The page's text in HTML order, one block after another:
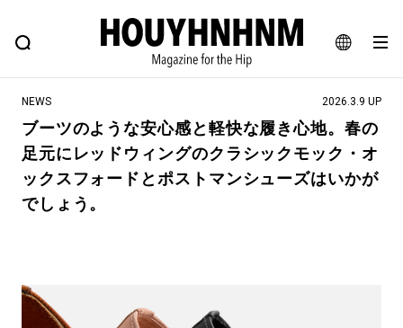
JA
EN
FEATURE BLOG SNAP
ヒップなファッション、カルチャー、ライフスタイルWEBマガジン
#注目のタグ
#SHOPPING ADDICT
#GH 銘品の所以 #フイナムのYouTube
NEWS 2026.3.9 UP
ブーツのような安心感と軽快な履き心地。春の
足元にレッドウィングのクラシックモック・オ
ックスフォードとポストマンシューズはいかが
でしょう。